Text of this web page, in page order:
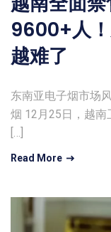
9600+人
越难了
东南亚电子烟市场
烟 12月25日，越南
Read More